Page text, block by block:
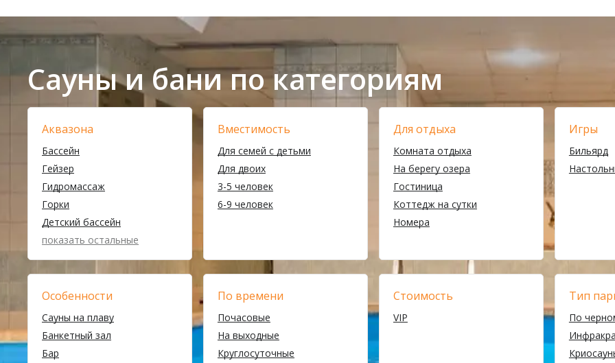
Сауны и бани по категориям
Аквазона
Бассейн
Гейзер
Гидромассаж
Горки
Детский бассейн
показать остальные
Вместимость
Для семей с детьми
Для двоих
3-5 человек
6-9 человек
Для отдыха
Комната отдыха
На берегу озера
Гостиница
Коттедж на сутки
Номера
Игры
Бильярд
Особенности
Сауны на плаву
Банкетный зал
Бар
По времени
Почасовые
На выходные
Круглосуточные
Стоимость
VIP
Тип
По